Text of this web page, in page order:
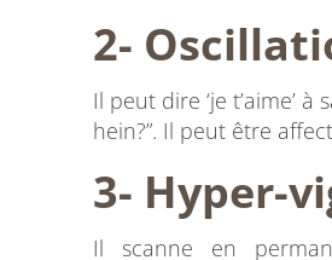
2-
Il peut dire ‘je t’aime’ à
hein?”. Il peut être
3- Hyper-
Il scanne en